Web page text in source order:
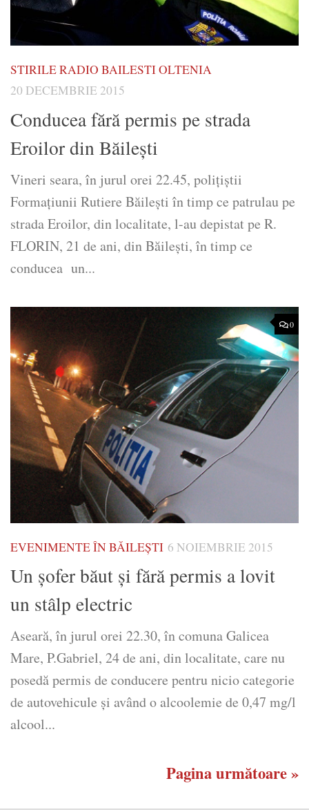
STIRILE RADIO BAILESTI OLTENIA
20 DECEMBRIE 2015
Conducea fără permis pe strada
Eroilor din Băilești
Vineri seara, în jurul orei 22.45, poliţiştii
Formaţiunii Rutiere Băileşti în timp ce patrulau pe
strada Eroilor, din localitate, l-au depistat pe R.
FLORIN, 21 de ani, din Băileşti, în timp ce
conducea un...
0
EVENIMENTE ÎN BĂILEȘTI 6 NOIEMBRIE 2015
Un șofer băut și fără permis a lovit
un stâlp electric
Aseară, în jurul orei 22.30, în comuna Galicea
Mare, P.Gabriel, 24 de ani, din localitate, care nu
posedă permis de conducere pentru nicio categorie
de autovehicule şi având o alcoolemie de 0,47 mg/l
alcool...
Pagina următoare »